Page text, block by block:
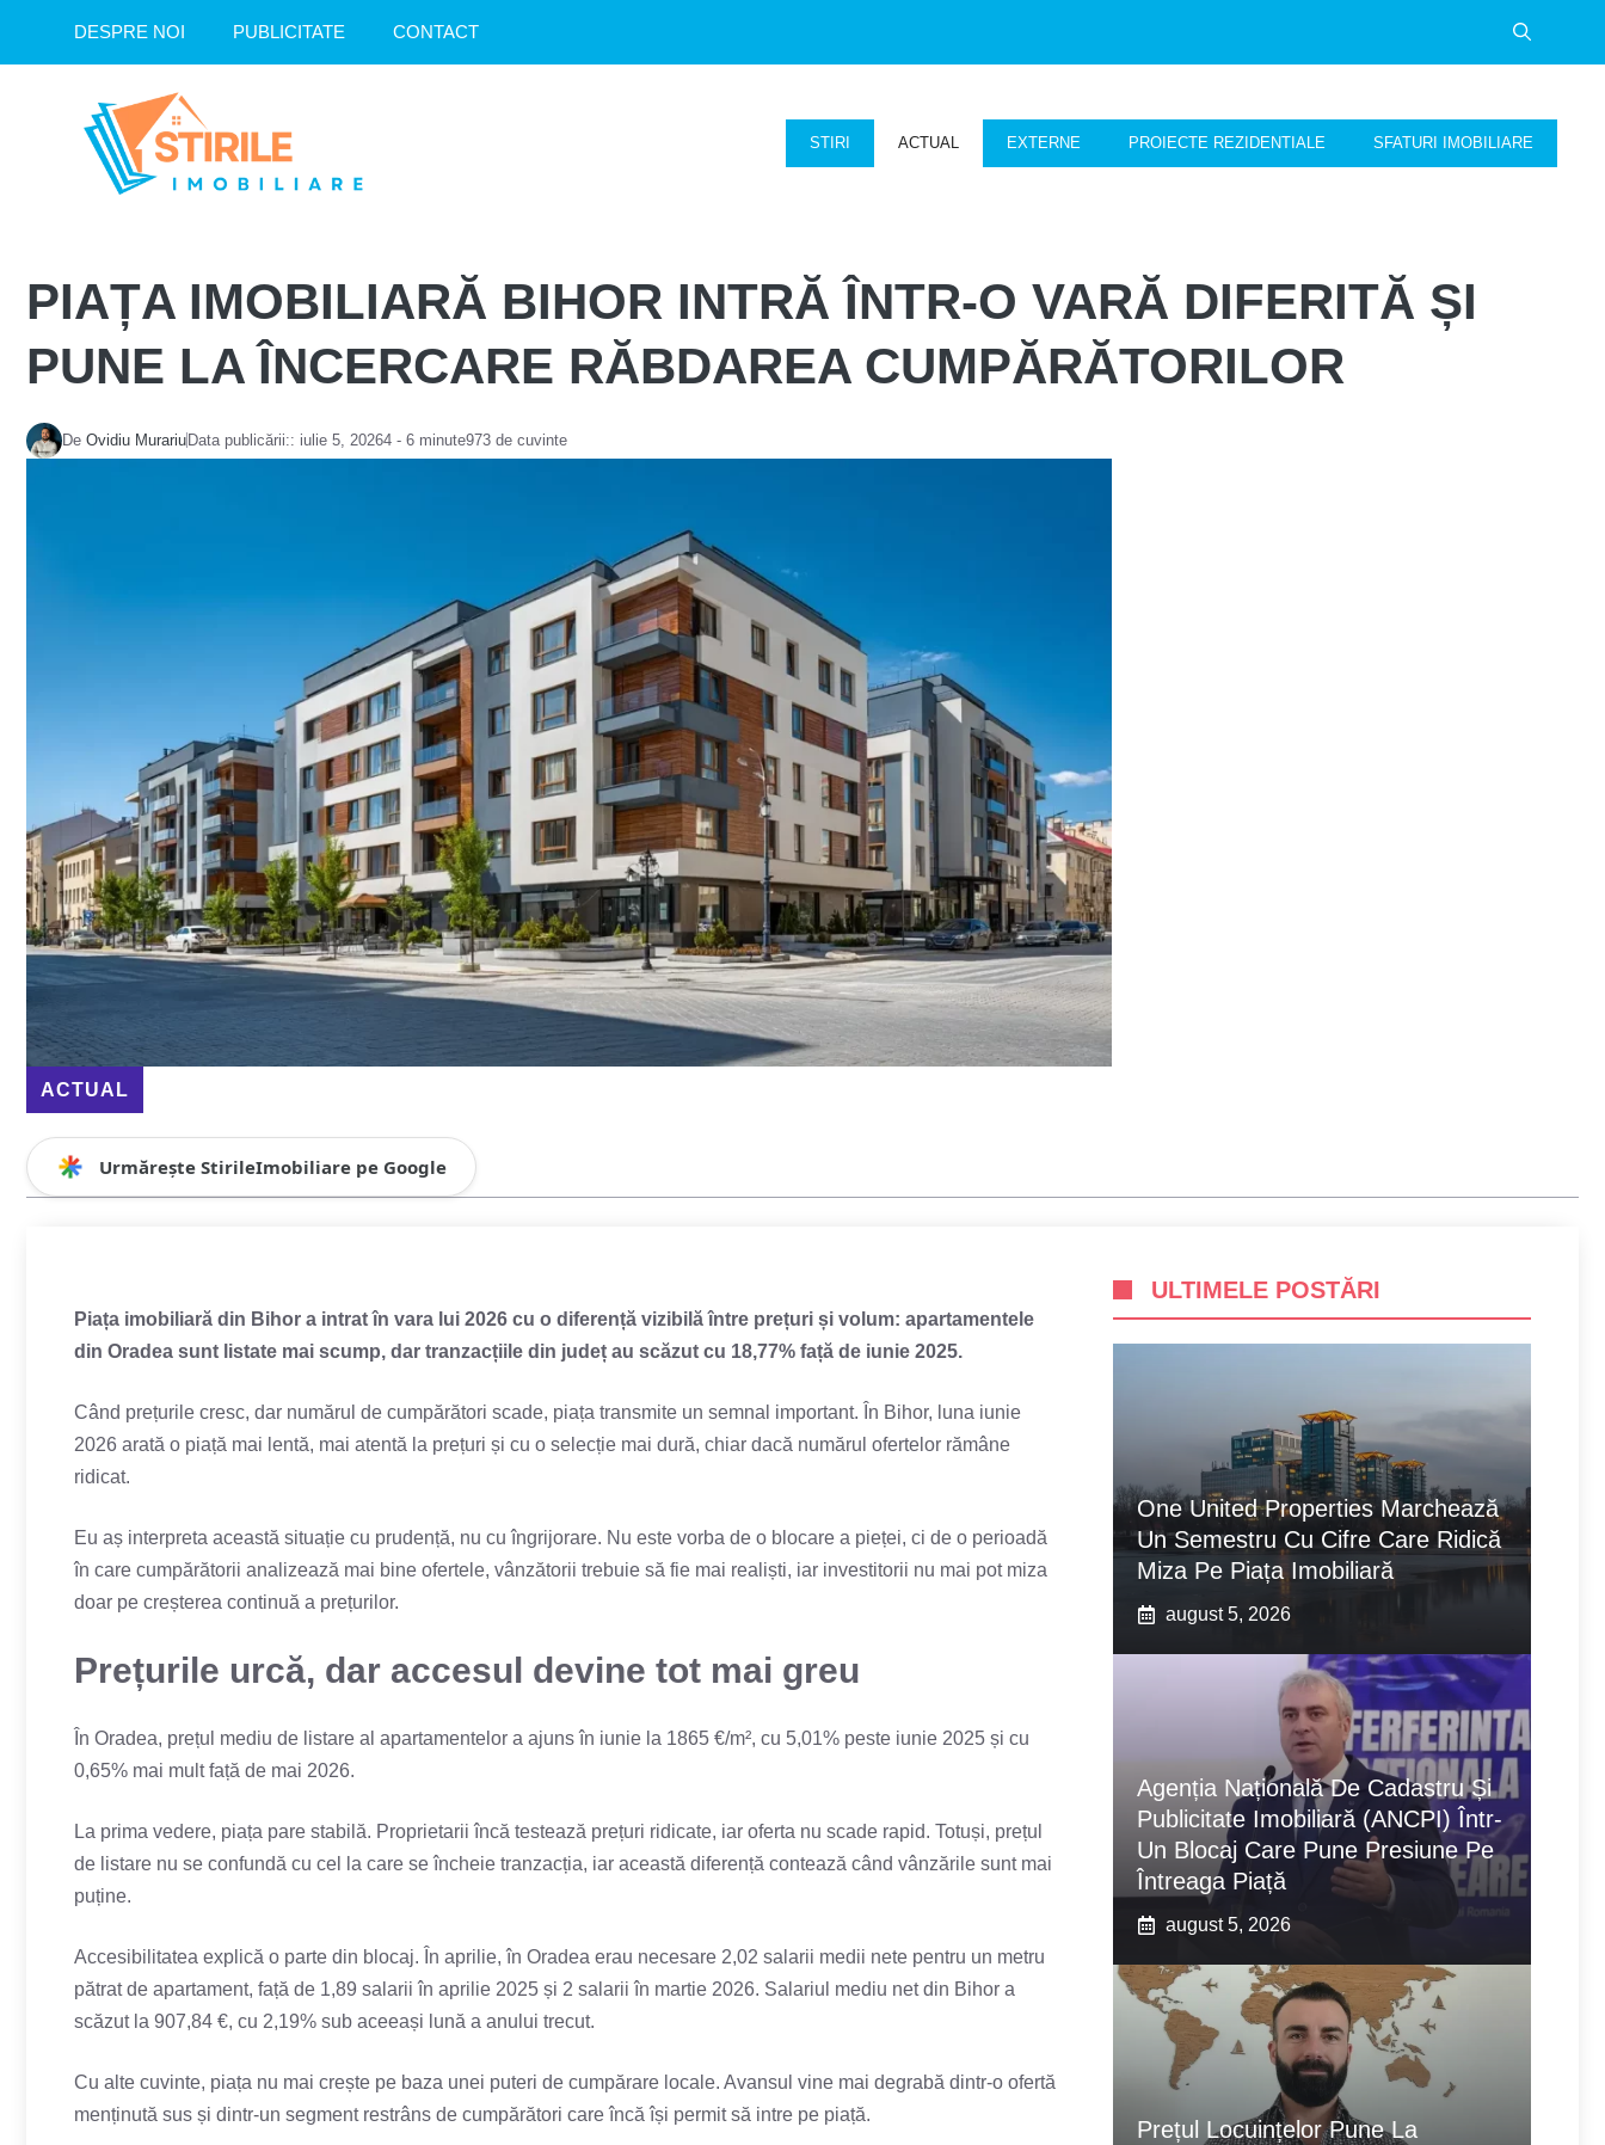
DESPRE NOI PUBLICITATE CONTACT
STIRI ACTUAL EXTERNE PROIECTE REZIDENTIALE SFATURI IMOBILIARE
PIAȚA IMOBILIARĂ BIHOR INTRĂ ÎNTR-O VARĂ DIFERITĂ ȘI
PUNE LA ÎNCERCARE RĂBDAREA CUMPĂRĂTORILOR
De Ovidiu Murariu Data publicării:: iulie 5, 20264 - 6 minute973 de cuvinte
ACTUAL
Urmărește StirileImobiliare pe Google
Piața imobiliară din Bihor a intrat în vara lui 2026 cu o diferență vizibilă între prețuri și volum: apartamentele
din Oradea sunt listate mai scump, dar tranzacțiile din județ au scăzut cu 18,77% față de iunie 2025.
Când prețurile cresc, dar numărul de cumpărători scade, piața transmite un semnal important. În Bihor, luna iunie
2026 arată o piață mai lentă, mai atentă la prețuri și cu o selecție mai dură, chiar dacă numărul ofertelor rămâne
ridicat.
Eu aș interpreta această situație cu prudență, nu cu îngrijorare. Nu este vorba de o blocare a pieței, ci de o perioadă
în care cumpărătorii analizează mai bine ofertele, vânzătorii trebuie să fie mai realiști, iar investitorii nu mai pot miza
doar pe creșterea continuă a prețurilor.
Prețurile urcă, dar accesul devine tot mai greu
În Oradea, prețul mediu de listare al apartamentelor a ajuns în iunie la 1865 €/m², cu 5,01% peste iunie 2025 și cu
0,65% mai mult față de mai 2026.
La prima vedere, piața pare stabilă. Proprietarii încă testează prețuri ridicate, iar oferta nu scade rapid. Totuși, prețul
de listare nu se confundă cu cel la care se încheie tranzacția, iar această diferență contează când vânzările sunt mai
puține.
Accesibilitatea explică o parte din blocaj. În aprilie, în Oradea erau necesare 2,02 salarii medii nete pentru un metru
pătrat de apartament, față de 1,89 salarii în aprilie 2025 și 2 salarii în martie 2026. Salariul mediu net din Bihor a
scăzut la 907,84 €, cu 2,19% sub aceeași lună a anului trecut.
Cu alte cuvinte, piața nu mai crește pe baza unei puteri de cumpărare locale. Avansul vine mai degrabă dintr-o ofertă
menținută sus și dintr-un segment restrâns de cumpărători care încă își permit să intre pe piață.
ULTIMELE POSTĂRI
One United Properties Marchează
Un Semestru Cu Cifre Care Ridică
Miza Pe Piața Imobiliară
august 5, 2026
Agenția Națională De Cadastru Și
Publicitate Imobiliară (ANCPI) Într-
Un Blocaj Care Pune Presiune Pe
Întreaga Piață
august 5, 2026
Prețul Locuințelor Pune La